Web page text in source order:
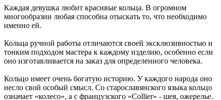
Каждая девушка любит красивые кольца. В огромном
многообразии любая способна отыскать то, что необходимо
именно ей.
Кольца ручной работы отличаются своей эксклюзивностью и
тонким подходом мастера к каждому изделию, особенно если
оно изготавливается на заказ для определенного человека.
Кольцо имеет очень богатую историю. У каждого народа оно
несло свой особый смысл. Со старославянского языка кольцо
означает «колесо», а с французского «Collier» - шея, ожерелье.